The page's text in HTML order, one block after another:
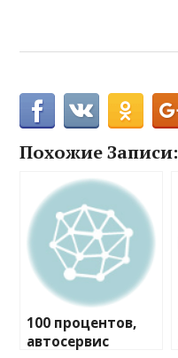
Похожие Записи:
100 процентов,
автосервис